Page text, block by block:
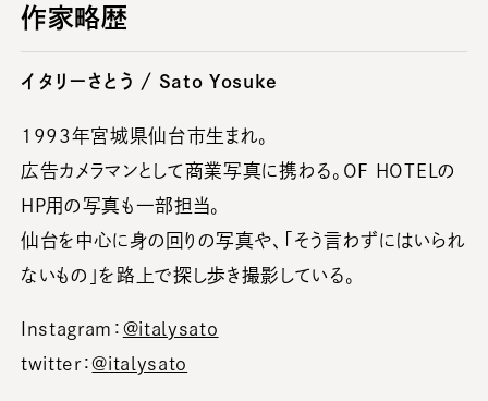
作家略歴
イタリーさとう / Sato Yosuke
1993年宮城県仙台市生まれ。
広告カメラマンとして商業写真に携わる。OF HOTELの
HP用の写真も一部担当。
仙台を中心に身の回りの写真や、「そう言わずにはいられ
ないもの」を路上で探し歩き撮影している。
Instagram： @italysato
twitter：@italysato